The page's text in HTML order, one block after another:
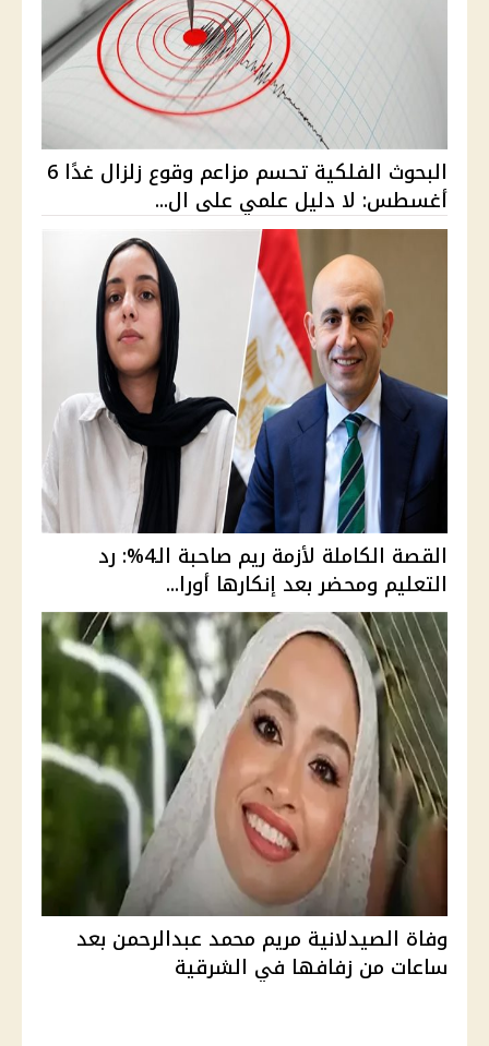
البحوث الفلكية تحسم مزاعم وقوع زلزال غدًا 6
أغسطس: لا دليل علمي على ال...
القصة الكاملة لأزمة ريم صاحبة الـ4%: رد
التعليم ومحضر بعد إنكارها أورا...
وفاة الصيدلانية مريم محمد عبدالرحمن بعد
ساعات من زفافها في الشرقية